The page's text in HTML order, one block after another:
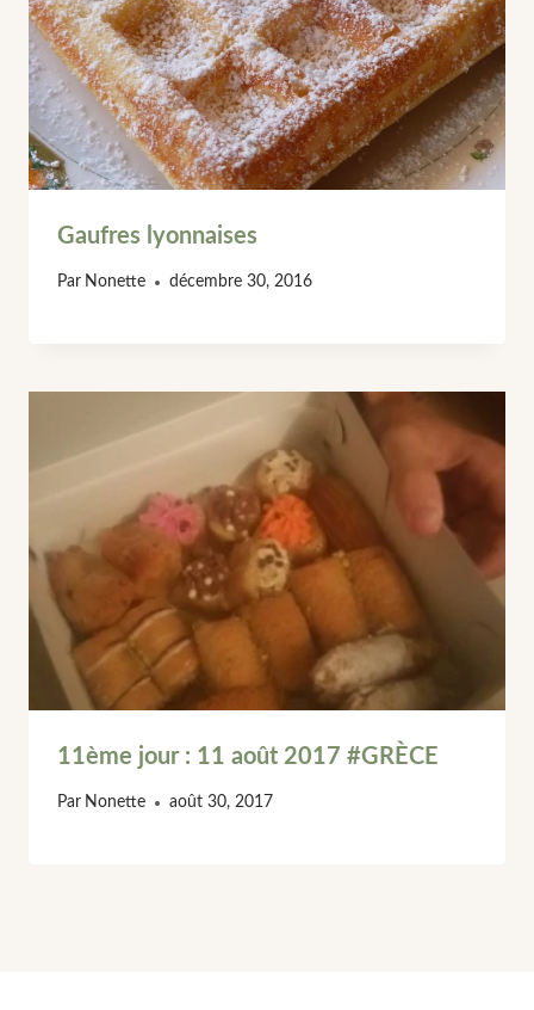
Gaufres lyonnaises
Par Nonette décembre 30, 2016
11ème jour : 11 août 2017 #GRÈCE
Par Nonette août 30, 2017